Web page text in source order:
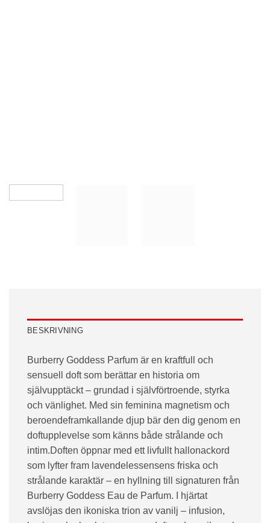
BESKRIVNING
Burberry Goddess Parfum är en kraftfull och
sensuell doft som berättar en historia om
självupptäckt – grundad i självförtroende, styrka
och vänlighet. Med sin feminina magnetism och
beroendeframkallande djup bär den dig genom en
doftupplevelse som känns både strålande och
intim.Doften öppnar med ett livfullt hallonackord
som lyfter fram lavendelessensens friska och
strålande karaktär – en hyllning till signaturen från
Burberry Goddess Eau de Parfum. I hjärtat
avslöjas den ikoniska trion av vanilj – infusion,